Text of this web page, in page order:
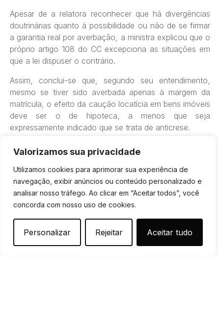
Valorizamos sua privacidade
Utilizamos cookies para aprimorar sua experiência de
navegação, exibir anúncios ou conteúdo personalizado e
analisar nosso tráfego. Ao clicar em “Aceitar todos”, você
concorda com nosso uso de cookies.
Personalizar Rejeitar Aceitar tudo
Apesar de a relatora reconhecer que há divergências
doutrinárias quanto à possibilidade ou não de se firmar
a garantia real por averbação, a ministra explicou que o
próprio artigo 108 do CC excepciona as situações em
que a lei dispuser o contrário.
Assim, conclui-se que, segundo seu entendimento,
mesmo se tiver sido averbada apenas à margem da
matrícula, o efeito da caução locatícia em bens imóveis
deve ser o de hipoteca, a menos que seja
expressamente indicado que se trata de anticrese.
O que você acha?
Mostrar comentários / Deixar um comentário